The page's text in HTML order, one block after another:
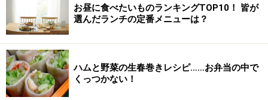
たちに教えてくれます。1900年代初頭から中期のイギリ
スの食卓（といっても主に上流階級ですが）をのぞいて
みましょう。短編集『クリスマスプディングの冒険』
（1985、ハヤカワ・ミステリ文庫）での、午後のお茶の
時間の1シーンから。
お昼に食べたいものランキングTOP10！ 皆が
選んだランチの定番メニューは？
ハムと野菜の生春巻きレシピ……お弁当の中で
くっつかない！